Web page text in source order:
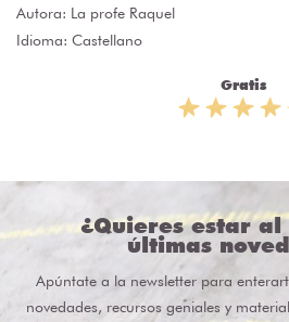
Autora: La profe Raquel
Idioma: Castellano
Gratis
¿Quieres estar
últimas
Apúntate a la newsletter para
novedades, recursos geniales y